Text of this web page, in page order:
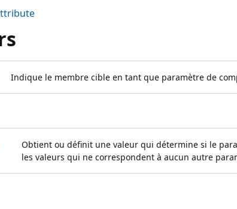
Indique le membre cible en tant que paramètre de
Obtient ou définit une valeur qui détermine si le
les valeurs qui ne correspondent à aucun autre